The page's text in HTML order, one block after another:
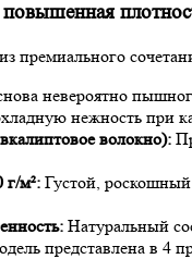
невероятно
нежность при
волокно):
г/м²: Густой,
Натуральный
представлена в 4